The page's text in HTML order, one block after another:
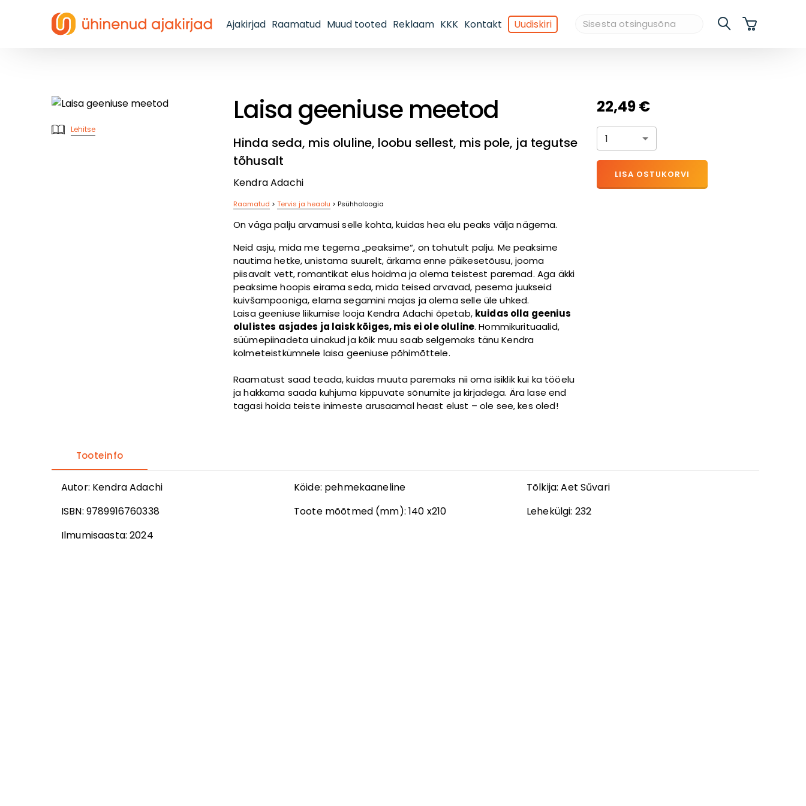
Ajakirjad Raamatud Muud tooted Reklaam KKK Kontakt Uudiskiri
Lehitse
Laisa geeniuse meetod
Hinda seda, mis oluline, loobu sellest, mis pole, ja tegutse
tõhusalt
Kendra Adachi
Raamatud > Tervis ja heaolu > Psühholoogia
On väga palju arvamusi selle kohta, kuidas hea elu peaks välja nägema.
Neid asju, mida me tegema „peaksime“, on tohutult palju. Me peaksime
nautima hetke, unistama suurelt, ärkama enne päikesetõusu, jooma
piisavalt vett, romantikat elus hoidma ja olema teistest paremad. Aga äkki
peaksime hoopis eirama seda, mida teised arvavad, pesema juukseid
kuivšampooniga, elama segamini majas ja olema selle üle uhked.
Laisa geeniuse liikumise looja Kendra Adachi õpetab, kuidas olla geenius
olulistes asjades ja laisk kõiges, mis ei ole oluline. Hommikurituaalid,
süümepiinadeta uinakud ja kõik muu saab selgemaks tänu Kendra
kolmeteistkümnele laisa geeniuse põhimõttele.
Raamatust saad teada, kuidas muuta paremaks nii oma isiklik kui ka tööelu
ja hakkama saada kuhjuma kippuvate sõnumite ja kirjadega. Ära lase end
tagasi hoida teiste inimeste arusaamal heast elust – ole see, kes oled!
22,49 €
1
LISA OSTUKORVI
Tooteinfo
Autor: Kendra Adachi Köide: pehmekaaneline Tõlkija:Aet Sűvari
ISBN: 9789916760338 Toote mõõtmed (mm):140 x210 Lehekülgi: 232
Ilmumisaasta:2024